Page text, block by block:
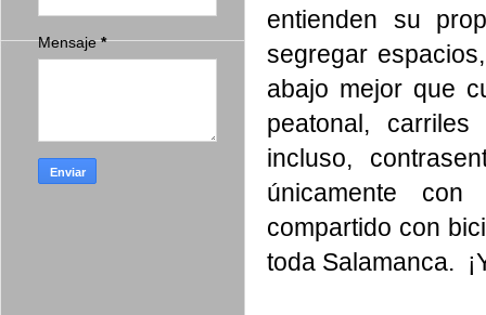
entienden su
segregar
abajo mejor que
peatonal,
incluso,
únicamente
compartido con
toda Salamanca.
Mensaje*